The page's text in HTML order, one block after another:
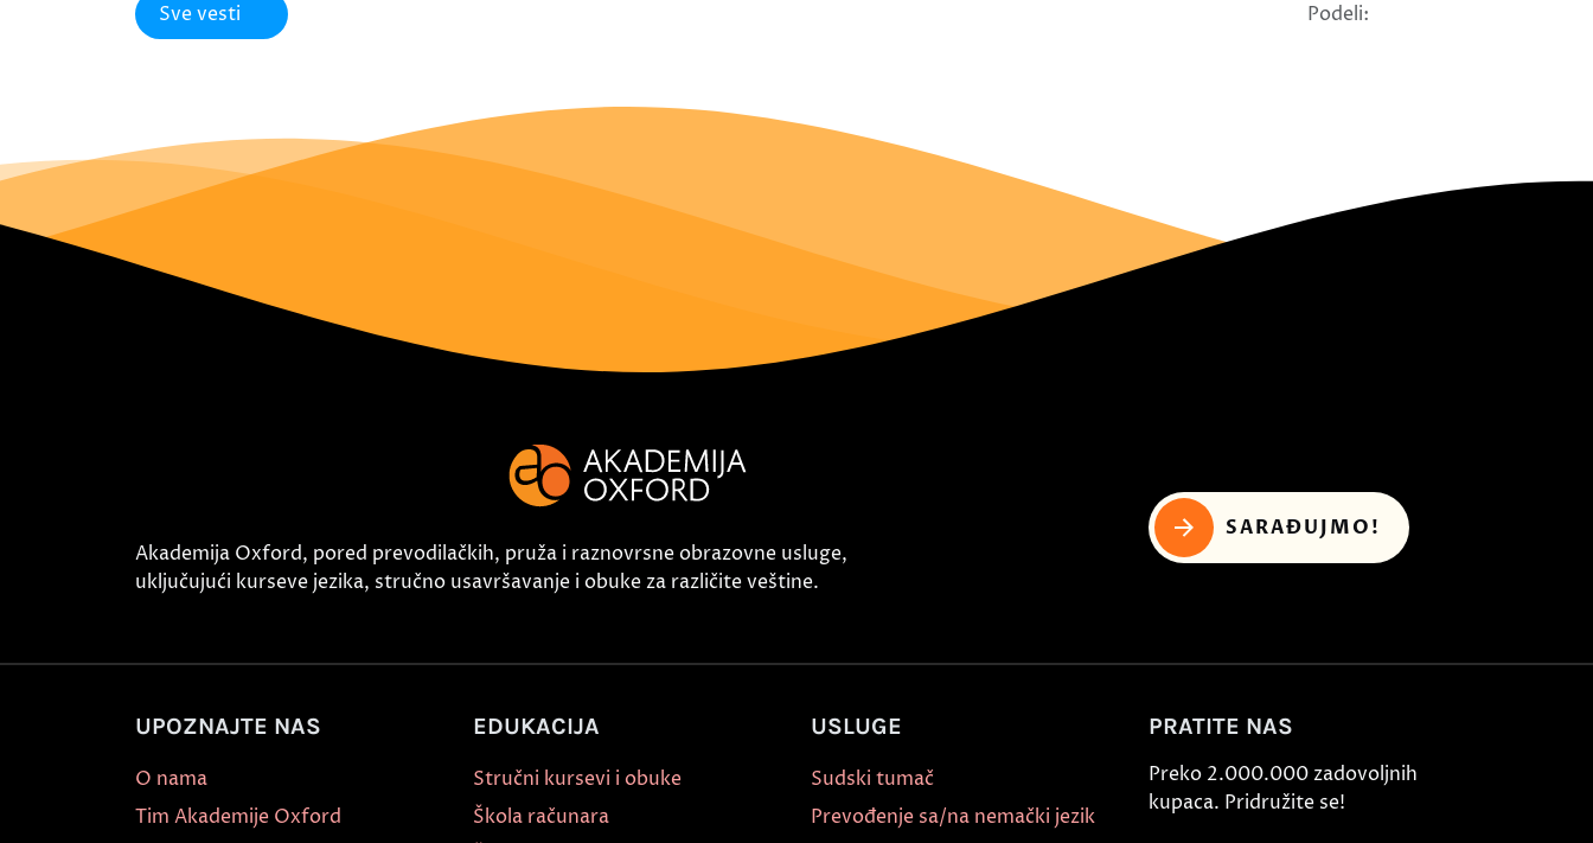
Sve vesti Podeli:
Akademija Oxford, pored prevodilačkih, pruža i raznovrsne obrazovne usluge,
uključujući kurseve jezika, stručno usavršavanje i obuke za različite veštine.
SARAĐUJMO!
UPOZNAJTE NAS
O nama
Tim Akademije Oxford
EDUKACIJA
Stručni kursevi i obuke
Škola računara
USLUGE
Sudski tumač
Prevođenje sa/na nemački jezik
PRATITE NAS
Preko 2.000.000 zadovoljnih
kupaca. Pridružite se!